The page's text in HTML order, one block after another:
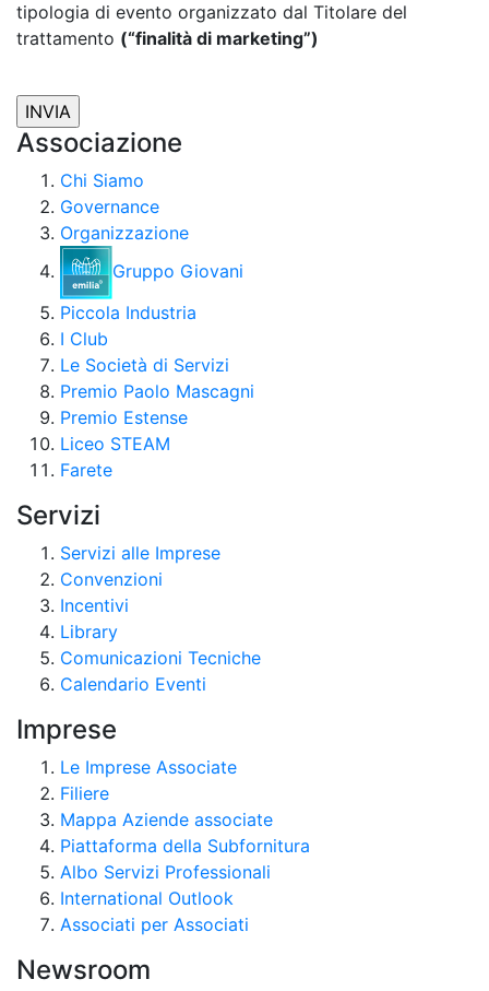
tipologia di evento organizzato dal Titolare del
trattamento (“finalità di marketing”)
Associazione
Chi Siamo
Governance
Organizzazione
Gruppo Giovani
Piccola Industria
I Club
Le Società di Servizi
Premio Paolo Mascagni
Premio Estense
Liceo STEAM
Farete
Servizi
Servizi alle Imprese
Convenzioni
Incentivi
Library
Comunicazioni Tecniche
Calendario Eventi
Imprese
Le Imprese Associate
Filiere
Mappa Aziende associate
Piattaforma della Subfornitura
Albo Servizi Professionali
International Outlook
Associati per Associati
Newsroom